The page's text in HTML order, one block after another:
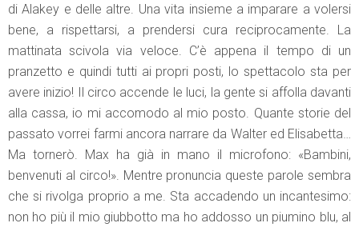
di Alakey e delle altre. Una vita insieme a imparare a volersi
bene, a rispettarsi, a prendersi cura reciprocamente. La
mattinata scivola via veloce. C’è appena il tempo di un
pranzetto e quindi tutti ai propri posti, lo spettacolo sta per
avere inizio! Il circo accende le luci, la gente si affolla davanti
alla cassa, io mi accomodo al mio posto. Quante storie del
passato vorrei farmi ancora narrare da Walter ed Elisabetta…
Ma tornerò. Max ha già in mano il microfono: «Bambini,
benvenuti al circo!». Mentre pronuncia queste parole sembra
che si rivolga proprio a me. Sta accadendo un incantesimo:
non ho più il mio giubbotto ma ho addosso un piumino blu, al